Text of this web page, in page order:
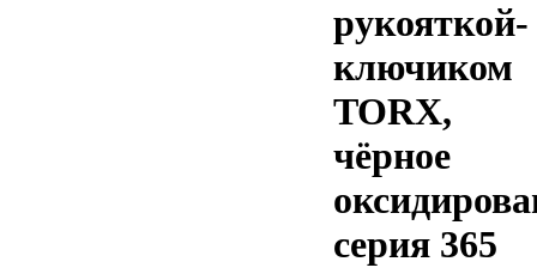
рукояткой-
ключиком
TORX,
чёрное
серия 365